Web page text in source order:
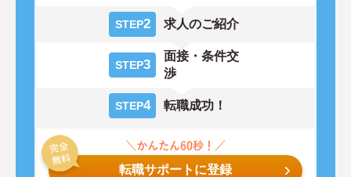
STEP2 求人のご紹介
STEP3
面接・条件交
渉
STEP4 転職成功！
転職サポートに登録